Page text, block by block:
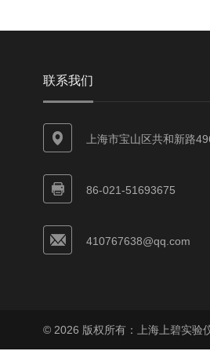
联系我们
上海市宝山区共和新路
86-021-51693675
410767638@qq.com
© 2026 版权所有：上海上碧实